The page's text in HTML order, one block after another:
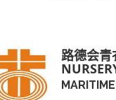
路德会青